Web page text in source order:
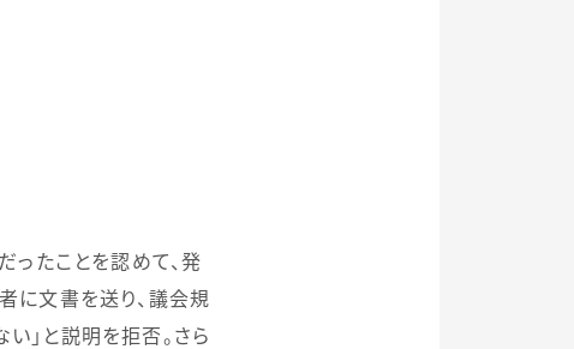
たことを認めて、発
に文書を送り、議会規
」と説明を拒否。さら